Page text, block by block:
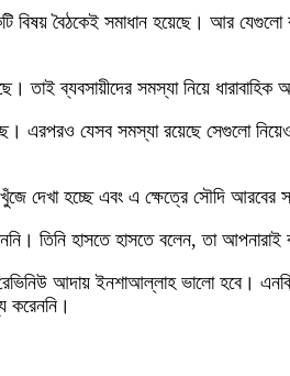
বিষয় বৈঠকেই সমাধান হয়েছে। আর
ব্যবসায়ীদের সমস্যা নিয়ে ধারাবাহিক
এরপরও যেসব সমস্যা রয়েছে সেগুলো
দেখা হচ্ছে এবং এ ক্ষেত্রে সৌদি আরবের
তিনি হাসতে হাসতে বলেন, তা
রেভিনিউ আদায় ইনশাআল্লাহ ভালো হবে।
করেননি।